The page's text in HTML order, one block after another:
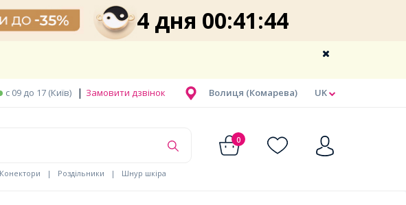
4 дня 00:41:43
UK
Волиця (Комарева)
c 09 до 17 (Київ) | Замовити дзвінок
0
Конектори | Роздільники | Шнур шкіра